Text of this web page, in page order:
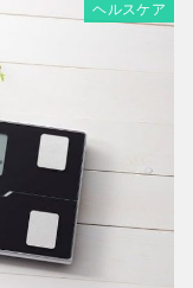
ヘルスケア